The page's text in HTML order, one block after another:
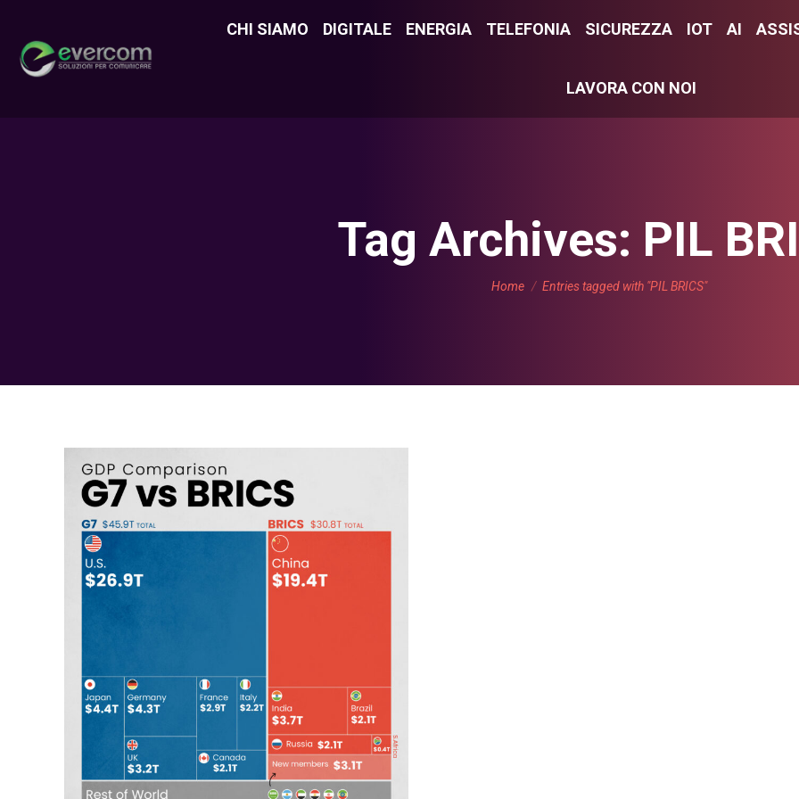
CHI SIAMO DIGITALE ENERGIA TELEFONIA SICUREZZA IOT AI
LAVORA CON NOI
Tag Archives: PIL
You are here:
Home Entries tagged with "PIL BRICS"
CHI SIAMO DIGITALE ENERGIA TELEFONIA SICUREZZA IOT AI
LAVORA CON NOI